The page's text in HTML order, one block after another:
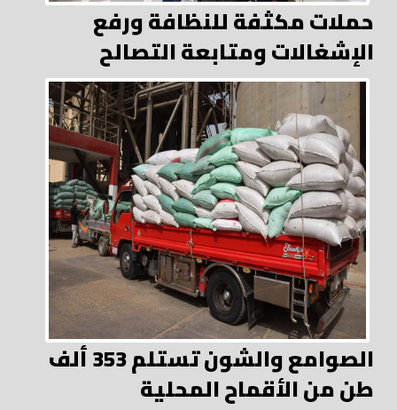
حملات مكثفة للنظافة ورفع
الإشغالات ومتابعة التصالح
الصوامع والشون تستلم 353 ألف
طن من الأقماح المحلية